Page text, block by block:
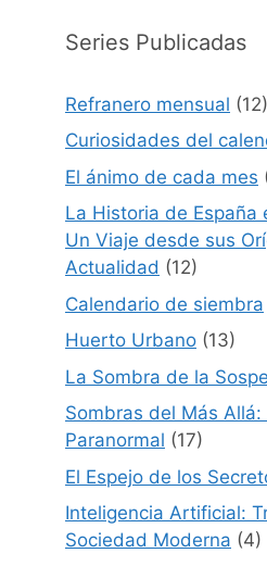
Series Publicadas
Refranero mensual (12)
Curiosidades del
El ánimo de cada mes
La Historia de España
Un Viaje desde sus
Actualidad (12)
Calendario de siembra
Huerto Urbano (13)
La Sombra de la
Sombras del Más
Paranormal (17)
El Espejo de los
Inteligencia Artificial:
Sociedad Moderna (4)